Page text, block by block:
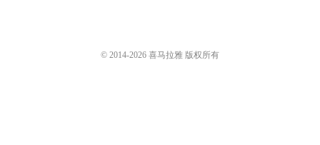
© 2014-2026 喜马拉雅 版权所有